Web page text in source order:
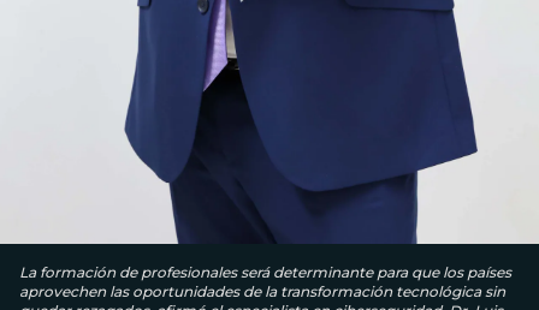
La formación de profesionales será determinante para que los países
aprovechen las oportunidades de la transformación tecnológica sin